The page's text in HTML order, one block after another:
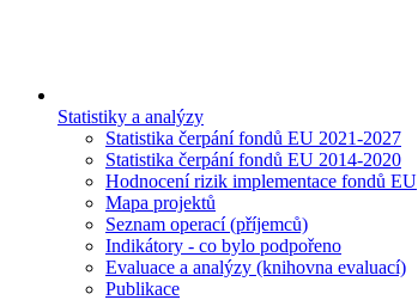
Statistiky a analýzy
Statistika čerpání fondů EU 2021-2027
Statistika čerpání fondů EU 2014-2020
Hodnocení rizik implementace fondů EU
Mapa projektů
Seznam operací (příjemců)
Indikátory - co bylo podpořeno
Evaluace a analýzy (knihovna evaluací)
Publikace